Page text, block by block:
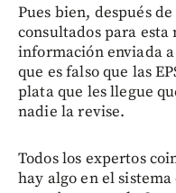
Pues bien, después
consultados para
información enviada
que es falso que las
plata que les llegue
nadie la revise.
Todos los expertos
hay algo en el